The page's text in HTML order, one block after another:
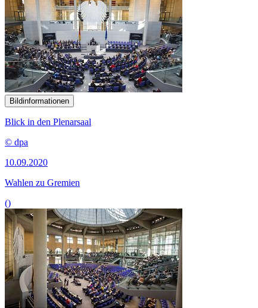
Bildinformationen
Blick in den Plenarsaal
© dpa
10.09.2020
Wahlen zu Gremien
()